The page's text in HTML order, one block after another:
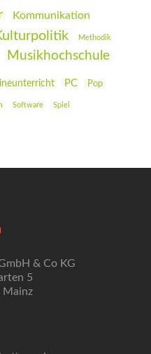
Kommunikation
Methodik
Musikhochschule
PC Pop
Software Spiel
& Co KG
5
Mainz